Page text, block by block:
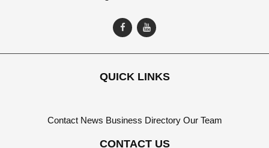
QUICK LINKS
Contact News Business Directory Our Team
CONTACT US